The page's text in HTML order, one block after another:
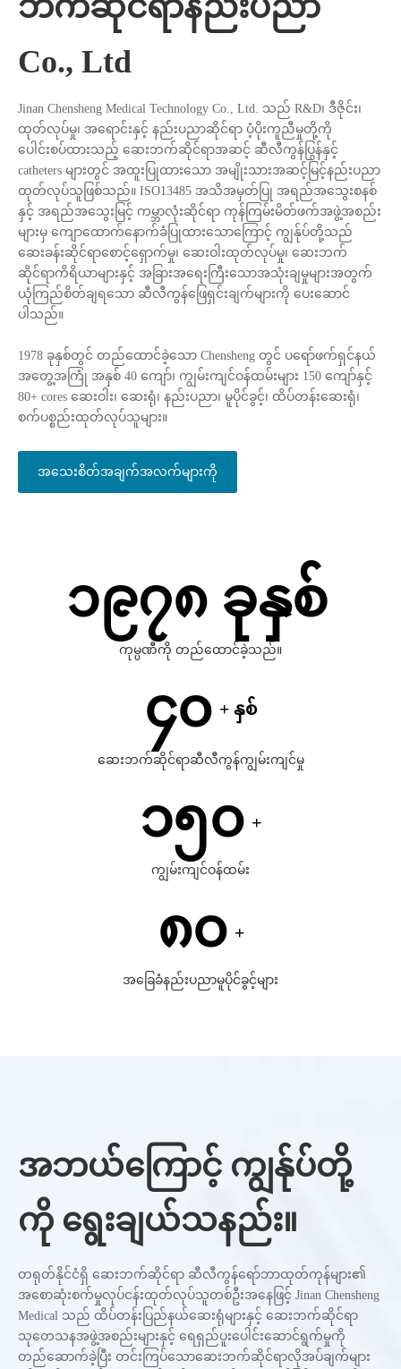
Co., Ltd
Jinan Chensheng Medical Technology Co., Ltd. သည် R&D၊ ဒီဇိုင်း၊
ထုတ်လုပ်မှု၊ အရောင်းနှင့် နည်းပညာဆိုင်ရာ ပံ့ပိုးကူညီမှုတို့ကို
ပေါင်းစပ်ထားသည့် ဆေးဘက်ဆိုင်ရာအဆင့် ဆီလီကွန်ပြွန်နှင့်
catheters များတွင် အထူးပြုထားသော အမျိုးသားအဆင့်မြင့်နည်းပညာ
ထုတ်လုပ်သူဖြစ်သည်။ ISO13485 အသိအမှတ်ပြု အရည်အသွေးစနစ်
နှင့် အရည်အသွေးမြင့် ကမ္ဘာလုံးဆိုင်ရာ ကုန်ကြမ်းမိတ်ဖက်အဖွဲ့အစည်း
များမှ ကျောထောက်နောက်ခံပြုထားသောကြောင့် ကျွန်ုပ်တို့သည်
ဆေးခန်းဆိုင်ရာစောင့်ရှောက်မှု၊ ဆေးဝါးထုတ်လုပ်မှု၊ ဆေးဘက်
ဆိုင်ရာကိရိယာများနှင့် အခြားအရေးကြီးသောအသုံးချမှုများအတွက်
ယုံကြည်စိတ်ချရသော ဆီလီကွန်ဖြေရှင်းချက်များကို ပေးဆောင်
ပါသည်။
1978 ခုနှစ်တွင် တည်ထောင်ခဲ့သော Chensheng တွင် ပရော်ဖက်ရှင်နယ်
အတွေ့အကြုံ အနှစ် 40 ကျော်၊ ကျွမ်းကျင်ဝန်ထမ်းများ 150 ကျော်နှင့်
80+ cores ဆေးဝါး၊ ဆေးရုံ၊ နည်းပညာ၊ မူပိုင်ခွင့်၊ ထိပ်တန်းဆေးရုံ၊
စက်ပစ္စည်းထုတ်လုပ်သူများ။
အသေးစိတ်အချက်အလက်များကို
၁၉၇၈ ခုနှစ်
ကုမ္ပဏီကို တည်ထောင်ခဲ့သည်။
၄၀ + နှစ်
ဆေးဘက်ဆိုင်ရာဆီလီကွန်ကျွမ်းကျင်မှု
၁၅၀ +
ကျွမ်းကျင်ဝန်ထမ်း
၈၀ +
အခြေခံနည်းပညာမူပိုင်ခွင့်များ
အဘယ်ကြောင့် ကျွန်ုပ်တို့
ကို ရွေးချယ်သနည်း။
တရုတ်နိုင်ငံရှိ ဆေးဘက်ဆိုင်ရာ ဆီလီကွန်ရော်ဘာထုတ်ကုန်များ၏
အစောဆုံးစက်မှုလုပ်ငန်းထုတ်လုပ်သူတစ်ဦးအနေဖြင့် Jinan Chensheng
Medical သည် ထိပ်တန်းပြည်နယ်ဆေးရုံများနှင့် ဆေးဘက်ဆိုင်ရာ
သုတေသနအဖွဲ့အစည်းများနှင့် ရေရှည်ပူးပေါင်းဆောင်ရွက်မှုကို
တည်ဆောက်ခဲ့ပြီး တင်းကြပ်သောဆေးဘက်ဆိုင်ရာလိုအပ်ချက်များ